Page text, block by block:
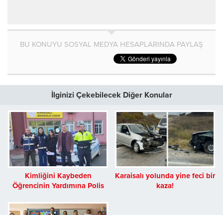
BU KONUYU SOSYAL MEDYA HESAPLARINDA PAYLAŞ
İlginizi Çekebilecek Diğer Konular
Kimliğini Kaybeden
Öğrencinin Yardımına Polis
Karaisalı yolunda yine feci bir
kaza!